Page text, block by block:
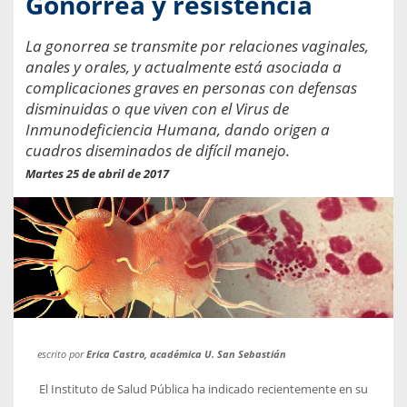
La gonorrea se transmite por relaciones vaginales,
anales y orales, y actualmente está asociada a
complicaciones graves en personas con defensas
disminuidas o que viven con el Virus de
Inmunodeficiencia Humana, dando origen a
cuadros diseminados de difícil manejo.
Martes 25 de abril de 2017
escrito porErica Castro, académica U. San Sebastián
El Instituto de Salud Pública ha indicado recientemente en su